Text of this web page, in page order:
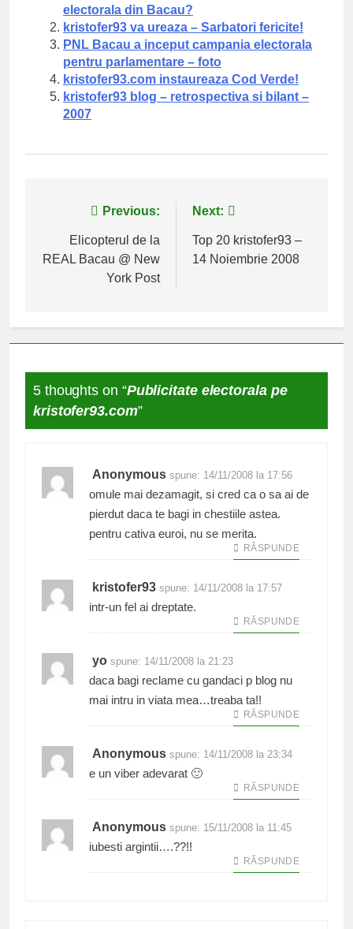
electorala din Bacau?
kristofer93 va ureaza – Sarbatori fericite!
PNL Bacau a inceput campania electorala
pentru parlamentare – foto
kristofer93.com instaureaza Cod Verde!
kristofer93 blog – retrospectiva si bilant –
2007
Navigare
articole
Previous:
Elicopterul de la
REAL Bacau @ New
York Post
Next:
Top 20 kristofer93 –
14 Noiembrie 2008
5 thoughts on “Publicitate electorala pe
kristofer93.com”
Anonymous spune: 14/11/2008 la 17:56
omule mai dezamagit, si cred ca o sa ai de
pierdut daca te bagi in chestiile astea.
pentru cativa euroi, nu se merita.
RĂSPUNDE
kristofer93 spune: 14/11/2008 la 17:57
intr-un fel ai dreptate.
RĂSPUNDE
yo spune: 14/11/2008 la 21:23
daca bagi reclame cu gandaci p blog nu
mai intru in viata mea…treaba ta!!
RĂSPUNDE
Anonymous spune: 14/11/2008 la 23:34
e un viber adevarat 🙂
RĂSPUNDE
Anonymous spune: 15/11/2008 la 11:45
iubesti argintii….??!!
RĂSPUNDE